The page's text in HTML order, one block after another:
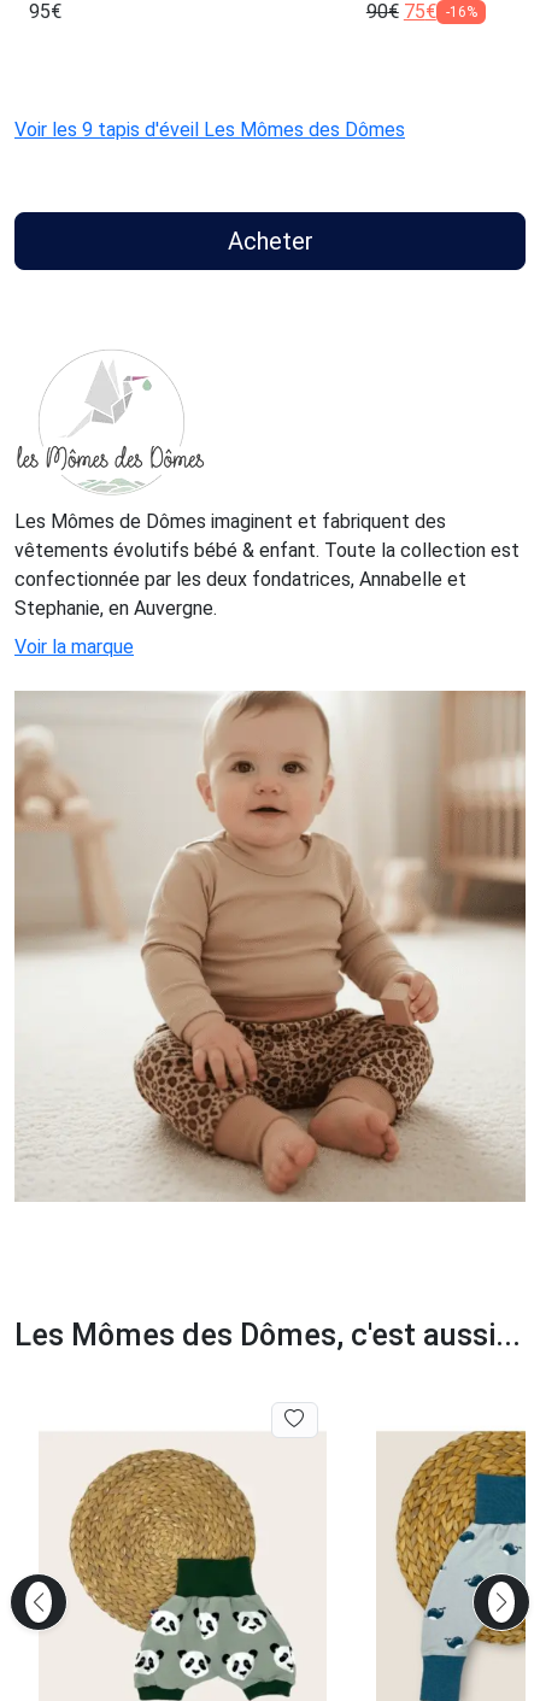
95€ 90€ 75€ -16%
Voir les 9 tapis d'éveil Les Mômes des Dômes
Acheter
Les Mômes de Dômes imaginent et fabriquent des
vêtements évolutifs bébé & enfant. Toute la collection est
confectionnée par les deux fondatrices, Annabelle et
Stephanie, en Auvergne.
Voir la marque
Les Mômes des Dômes, c'est aussi...